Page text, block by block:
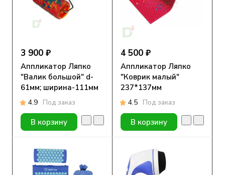
3 900 ₽
Аппликатор Ляпко
"Валик большой" d-
61мм; ширина-111мм
4.9 Под заказ
В корзину
4 500 ₽
Аппликатор Ляпко
"Коврик малый"
237*137мм
4.5 Под заказ
В корзину